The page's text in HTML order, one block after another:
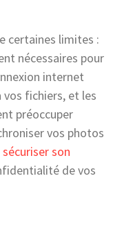
certaines limites :
nécessaires pour
internet
vos fichiers, et les
préoccuper
vos photos
sécuriser son
de vos